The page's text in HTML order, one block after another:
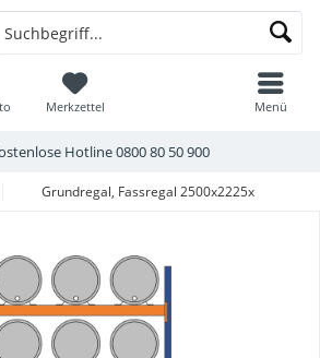
Hotline0800 80 50 900
Merkzettel Menü
Grundregal, Fassregal 2500x2225x800 mm